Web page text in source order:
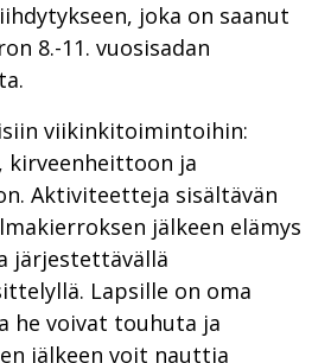
joka on saanut
8.-11. vuosisadan
viikinkitoimintoihin:
kirveenheittoon ja
Aktiviteetteja sisältävän
jälkeen elämys
järjestettävällä
Lapsille on oma
he voivat touhuta ja
jälkeen voit nauttia